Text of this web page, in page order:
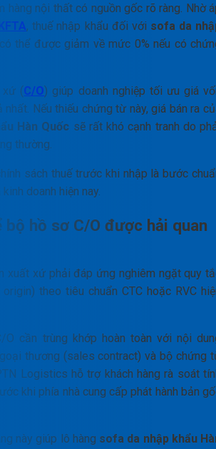
hàng nội thất có nguồn gốc rõ ràng. Nhờ
, thuế nhập khẩu đối với sofa da
có thể được giảm về mức 0% nếu có
xứ (C/O) giúp doanh nghiệp tối ưu giá
nhất. Nếu thiếu chứng từ này, giá bán ra
Hàn Quốc sẽ rất khó cạnh tranh do
thường.
sách thuế trước khi nhập là bước
doanh hiện nay.
bộ hồ sơ C/O được hải quan
xuất xứ phải đáp ứng nghiêm ngặt quy
theo tiêu chuẩn CTC hoặc RVC
O cần trùng khớp hoàn toàn với nội
thương (sales contract) và bộ chứng
Logistics hỗ trợ khách hàng rà soát
khi phía nhà cung cấp phát hành bản
này giúp lô hàng sofa da nhập khẩu